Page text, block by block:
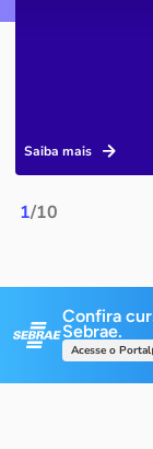
1/10
Saiba mais
Confira
Sebrae.
Acesse o Portal